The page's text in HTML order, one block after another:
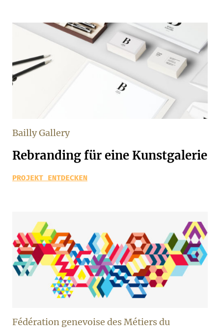
Bailly Gallery
Rebranding für eine Kunstgalerie
PROJEKT ENTDECKEN
Fédération genevoise des Métiers du